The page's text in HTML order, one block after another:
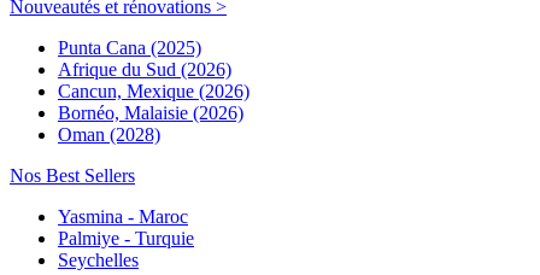
Nouveautés et rénovations >
Punta Cana (2025)
Afrique du Sud (2026)
Cancun, Mexique (2026)
Bornéo, Malaisie (2026)
Oman (2028)
Nos Best Sellers
Yasmina - Maroc
Palmiye - Turquie
Seychelles